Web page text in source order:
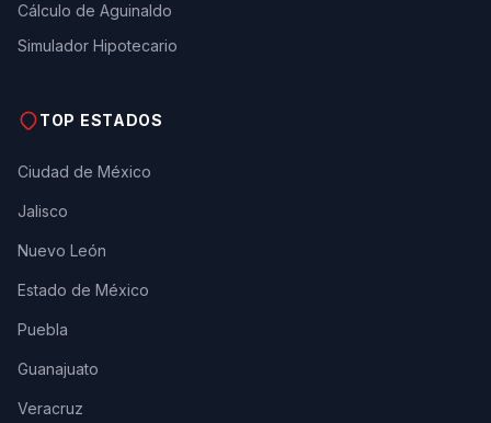
Cálculo de Aguinaldo
Simulador Hipotecario
TOP ESTADOS
Ciudad de México
Jalisco
Nuevo León
Estado de México
Puebla
Guanajuato
Veracruz